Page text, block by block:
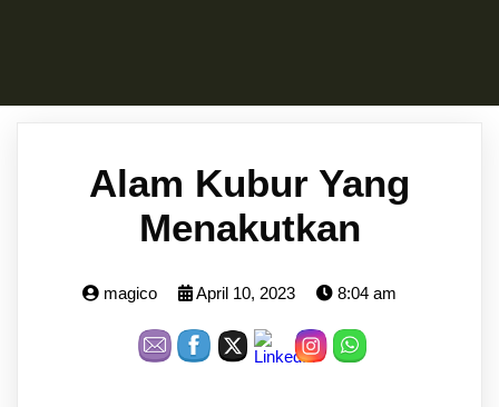
Alam Kubur Yang
Menakutkan
magico April 10, 2023 8:04 am